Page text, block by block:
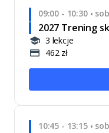
09:00 - 10:30•
2027 Trening
3 lekcje
462 zł
10:45 - 13:15•